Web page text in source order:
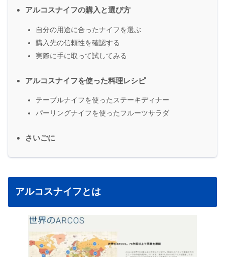
アルコスナイフの購入と選び方
自分の用途に合ったナイフを選ぶ
購入先の信頼性を確認する
実際に手に取って試してみる
アルコスナイフを使った料理レシピ
テーブルナイフを使ったステーキディナー
パーリングナイフを使ったフルーツサラダ
さいごに
アルコスナイフとは